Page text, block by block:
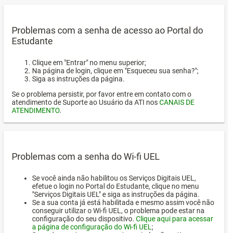
Problemas com a senha de acesso ao Portal do
Estudante
Clique em "Entrar" no menu superior;
Na página de login, clique em "Esqueceu sua senha?";
Siga as instruções da página.
Se o problema persistir, por favor entre em contato com o
atendimento de Suporte ao Usuário da ATI nosCANAIS DE
ATENDIMENTO.
Problemas com a senha do Wi-fi UEL
Se você ainda não habilitou os Serviços Digitais UEL,
efetue o login no Portal do Estudante, clique no menu
"Serviços Digitais UEL" e siga as instruções da página.
Se a sua conta já está habilitada e mesmo assim você não
conseguir utilizar o Wi-fi UEL, o problema pode estar na
configuração do seu dispositivo. Clique aqui para acessar
a página de configuração do Wi-fi UEL ;